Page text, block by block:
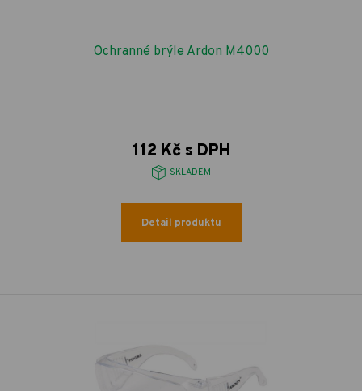
Ochranné brýle Ardon M4000
112 Kč s DPH
SKLADEM
Detail produktu